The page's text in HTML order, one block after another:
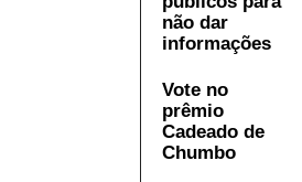
não dar
informações
Vote no
prêmio
Cadeado de
Chumbo